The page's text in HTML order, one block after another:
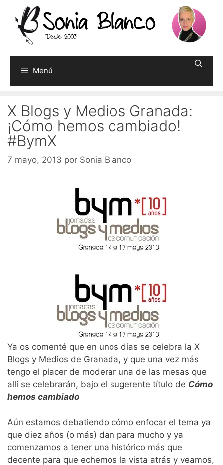
contenido
Menú
X Blogs y Medios Granada:
¡Cómo hemos cambiado!
#BymX
7 mayo, 2013 por Sonia Blanco
Ya os comenté que en unos días se celebra la X
Blogs y Medios de Granada, y que una vez más
tengo el placer de moderar una de las mesas que
allí se celebrarán, bajo el sugerente título de Cómo
hemos cambiado
Aún estamos debatiendo cómo enfocar el tema ya
que diez años (o más) dan para mucho y ya
comenzamos a tener una histórico más que
decente para que echemos la vista atrás y veamos,